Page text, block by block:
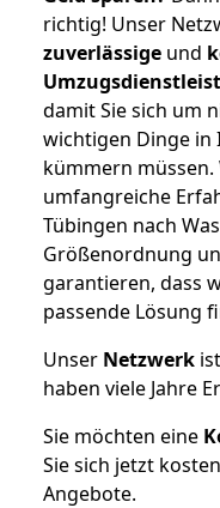
richtig! Unser
zuverlässige und
damit Sie sich um
wichtigen Dinge in
kümmern
umfangreiche
Tübingen nach
Größenordnung
garantieren, dass
passende Lösung
Unser Netzwerk
haben viele Jahre
Sie möchten eine
Sie sich jetzt
Angebote.